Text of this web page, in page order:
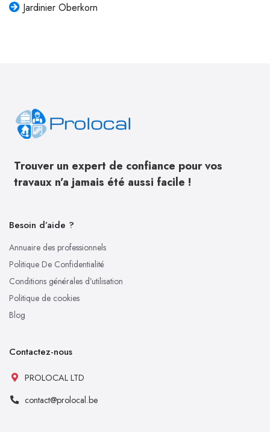
Jardinier Oberkorn
Trouver un expert de confiance pour vos
travaux n’a jamais été aussi facile !
Besoin d’aide ?
Annuaire des professionnels
Politique De Confidentialité
Conditions générales d’utilisation
Politique de cookies
Blog
Contactez-nous
PROLOCAL LTD
contact@prolocal.be